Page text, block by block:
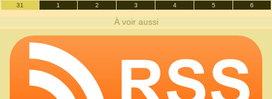
31
1 2 3 4 5 6
À voir aussi